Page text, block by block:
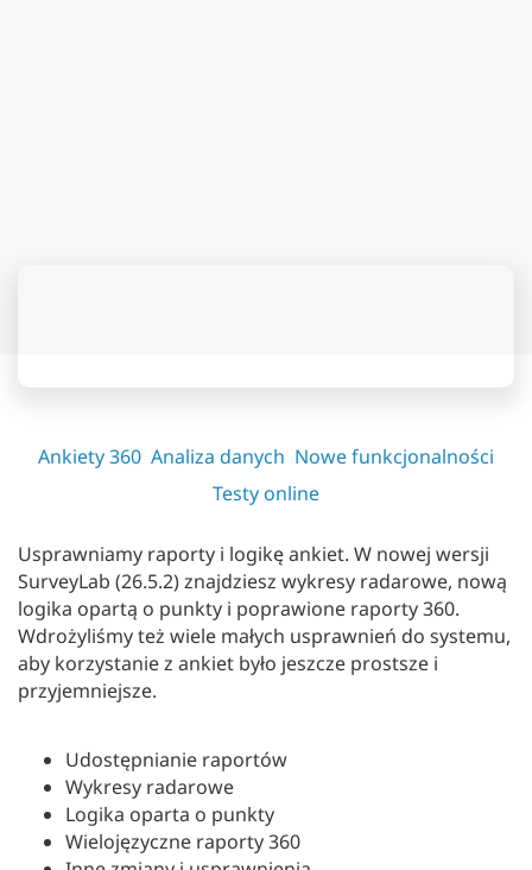
Ankiety 360 Analiza danych Nowe funkcjonalności
Testy online
Usprawniamy raporty i logikę ankiet. W nowej wersji
SurveyLab (26.5.2) znajdziesz wykresy radarowe, nową
logika opartą o punkty i poprawione raporty 360.
Wdrożyliśmy też wiele małych usprawnień do systemu,
aby korzystanie z ankiet było jeszcze prostsze i
przyjemniejsze.
Udostępnianie raportów
Wykresy radarowe
Logika oparta o punkty
Wielojęzyczne raporty 360